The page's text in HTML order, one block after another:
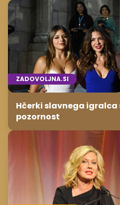
ZADOVOLJNA.SI
Hčerki slavnega
pozornost